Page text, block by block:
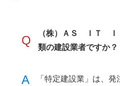
Q
（株）ＡＳ ＩＴ Ｉ
類の建設業者ですか？
A
「特定建設業」は、